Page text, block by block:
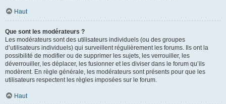
Haut
Que sont les modérateurs ?
Les modérateurs sont des utilisateurs individuels (ou des groupes
d’utilisateurs individuels) qui surveillent régulièrement les forums. Ils ont la
possibilité de modifier ou de supprimer les sujets, les verrouiller, les
déverrouiller, les déplacer, les fusionner et les diviser dans le forum qu’ils
modèrent. En règle générale, les modérateurs sont présents pour que les
utilisateurs respectent les règles imposées sur le forum.
Haut